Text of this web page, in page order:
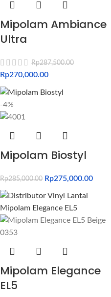
Mipolam Ambiance
Ultra
Rp287,500.00
Rp270,000.00
-4%
Mipolam Biostyl
Rp285,000.00 Rp275,000.00
Mipolam Elegance
EL5